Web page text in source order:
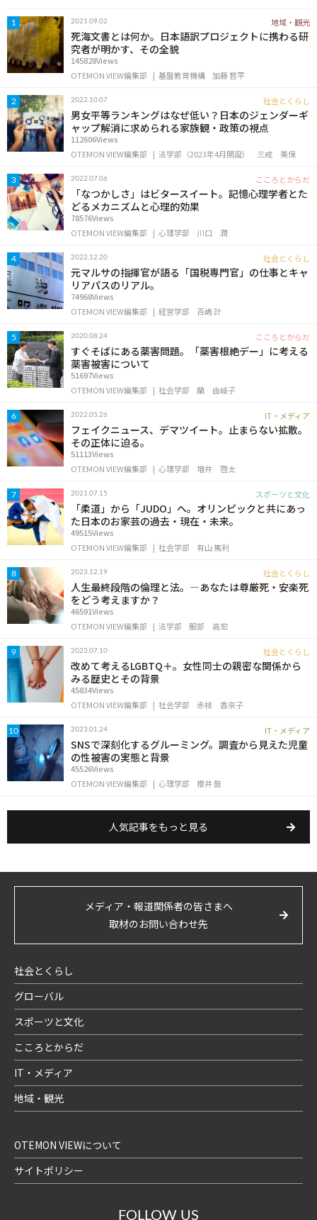
1 2021.09.02 地域・観光
死海文書とは何か。日本語訳プロジェクトに携わる研
究者が明かす、その全貌
145828Views
OTEMON VIEW編集部
基盤教育機構 加藤 哲平
2 2022.10.07 社会とくらし
男女平等ランキングはなぜ低い？日本のジェンダーギ
ャップ解消に求められる家族観・政策の視点
112606Views
OTEMON VIEW編集部
法学部（2023年4月開設） 三成 美保
3 2022.07.06 こころとからだ
「なつかしさ」はビタースイート。記憶心理学者とた
どるメカニズムと心理的効果
78576Views
OTEMON VIEW編集部
心理学部 川口 潤
4 2022.12.20 社会とくらし
元マルサの指揮官が語る「国税専門官」の仕事とキャ
リアパスのリアル。
74968Views
OTEMON VIEW編集部
経営学部 百嶋 計
5 2020.08.24 こころとからだ
すぐそばにある薬害問題。「薬害根絶デー」に考える
薬害被害について
51697Views
OTEMON VIEW編集部
社会学部 蘭 由岐子
6 2022.05.26 IT・メディア
フェイクニュース、デマツイート。止まらない拡散。
その正体に迫る。
51113Views
OTEMON VIEW編集部
心理学部 増井 啓太
7 2021.07.15 スポーツと文化
「柔道」から「JUDO」へ。オリンピックと共にあっ
た日本のお家芸の過去・現在・未来。
49515Views
OTEMON VIEW編集部
社会学部 有山 篤利
8 2023.12.19 社会とくらし
人生最終段階の倫理と法。―あなたは尊厳死・安楽死
をどう考えますか？
46591Views
OTEMON VIEW編集部
法学部 服部 高宏
9 2023.07.10 社会とくらし
改めて考えるLGBTQ＋。女性同士の親密な関係から
みる歴史とその背景
45834Views
OTEMON VIEW編集部
社会学部 赤枝 香奈子
10 2023.01.24 IT・メディア
SNSで深刻化するグルーミング。調査から見えた児童
の性被害の実態と背景
45526Views
OTEMON VIEW編集部
心理学部 櫻井 鼓
人気記事をもっと見る
メディア・報道関係者の皆さまへ
取材のお問い合わせ先
社会とくらし
グローバル
スポーツと文化
こころとからだ
IT・メディア
地域・観光
OTEMON VIEWについて
サイトポリシー
FOLLOW US